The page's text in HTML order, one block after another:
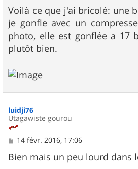
g
e
Voilà ce que j'ai bricolé: une
je gonfle avec un
photo, elle est gonflée a 17
plutôt bien.
luidji76
Utagawiste gourou
M
s
s
14 févr. 2016, 17:06
Bien mais un peu lourd dans